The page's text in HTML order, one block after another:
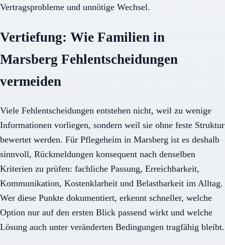
Vertragsprobleme und unnötige Wechsel.
Vertiefung: Wie Familien in
Marsberg Fehlentscheidungen
vermeiden
Viele Fehlentscheidungen entstehen nicht, weil zu wenige
Informationen vorliegen, sondern weil sie ohne feste Struktur
bewertet werden. Für Pflegeheim in Marsberg ist es deshalb
sinnvoll, Rückmeldungen konsequent nach denselben
Kriterien zu prüfen: fachliche Passung, Erreichbarkeit,
Kommunikation, Kostenklarheit und Belastbarkeit im Alltag.
Wer diese Punkte dokumentiert, erkennt schneller, welche
Option nur auf den ersten Blick passend wirkt und welche
Lösung auch unter veränderten Bedingungen tragfähig bleibt.